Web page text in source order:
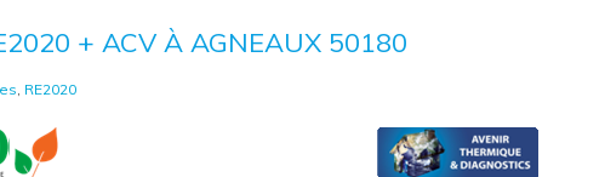
+ ACV À AGNEAUX 50180
RE2020